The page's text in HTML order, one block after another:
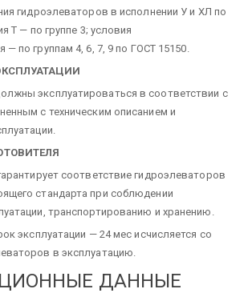
гидроэлеваторов в исполнении У и ХЛ по
Т — по группе 3; условия
— по группам 4, 6, 7, 9 по ГОСТ 15150.
эксплуатироваться в соответствии с
с техническим описанием и
соответствие гидроэлеваторов
стандарта при соблюдении
транспортированию и хранению.
эксплуатации — 24 мес исчисляется со
в эксплуатацию.
ДАННЫЕ